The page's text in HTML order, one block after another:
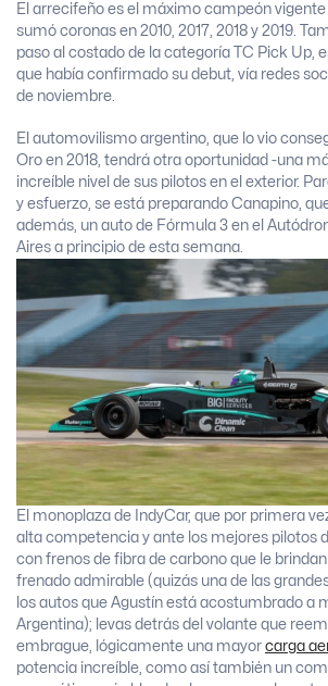
El arrecifeño es el máximo campeón
sumó coronas en 2010, 2017, 2018 y 2019.
paso al costado de la categoría TC Pick Up,
que había confirmado su debut, vía redes
de noviembre.
El automovilismo argentino, que lo vio
Oro en 2018, tendrá otra oportunidad -una
increíble nivel de sus pilotos en el exterior.
y esfuerzo, se está preparando Canapino,
además, un auto de Fórmula 3 en el
Aires a principio de esta semana.
El monoplaza de IndyCar, que por primera
alta competencia y ante los mejores pilotos
con frenos de fibra de carbono que le
frenado admirable (quizás una de las
los autos que Agustín está acostumbrado a
Argentina); levas detrás del volante que
embrague, lógicamente una mayor carga
potencia increíble, como así también un